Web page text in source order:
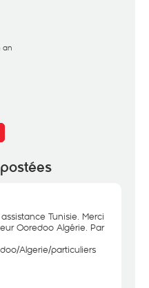
an
Tunisie. Merci
Ooredoo Algérie. Par
Algerie/particuliers